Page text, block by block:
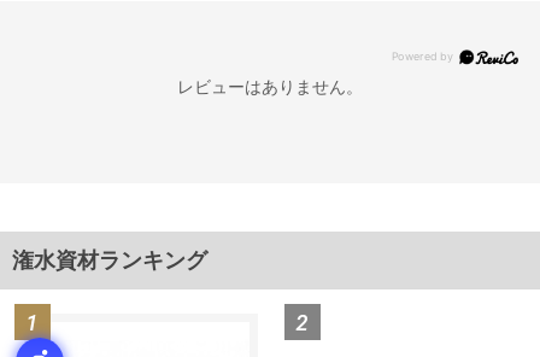
レビューはありません。
潅水資材ランキング